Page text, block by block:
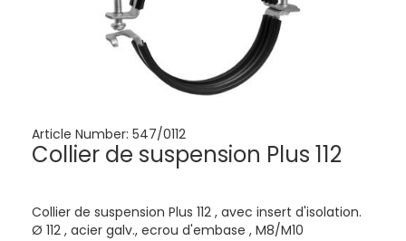
Article Number: 547/0112
Collier de suspension Plus 112
Collier de suspension Plus 112 , avec insert d'isolation.
Ø 112 , acier galv., ecrou d'embase , M8/M10